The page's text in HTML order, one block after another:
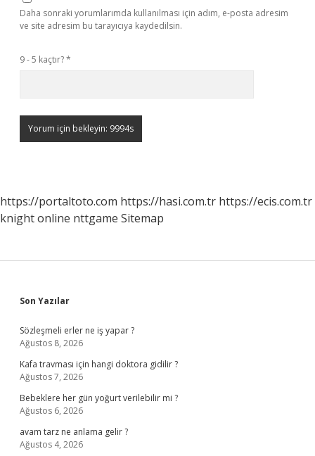
Daha sonraki yorumlarımda kullanılması için adım, e-posta adresim
ve site adresim bu tarayıcıya kaydedilsin.
9 - 5 kaçtır?*
https://portaltoto.com https://hasi.com.tr https://ecis.com.tr
knight online nttgame Sitemap
Sidebar
Son Yazılar
Sözleşmeli erler ne iş yapar ?
Ağustos 8, 2026
Kafa travması için hangi doktora gidilir ?
Ağustos 7, 2026
Bebeklere her gün yoğurt verilebilir mi ?
Ağustos 6, 2026
avam tarz ne anlama gelir ?
Ağustos 4, 2026